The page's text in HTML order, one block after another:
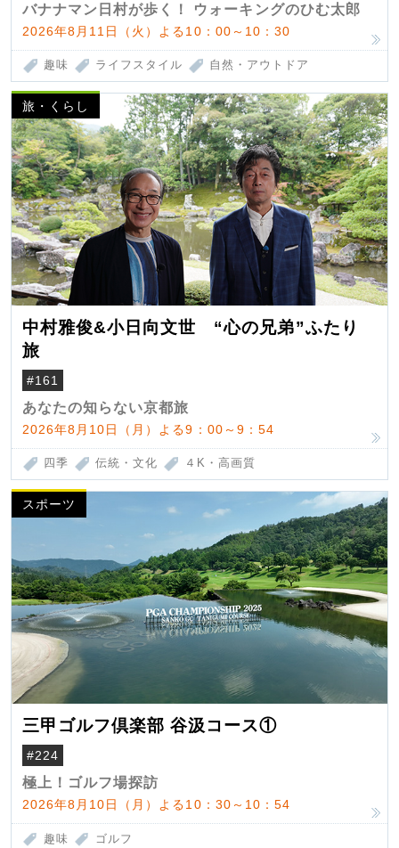
バナナマン日村が歩く！ ウォーキングのひむ太郎
2026年8月11日（火）よる10：00～10：30
趣味 ライフスタイル 自然・アウトドア
旅・くらし
中村雅俊&小日向文世 “心の兄弟”ふたり
旅
#161
あなたの知らない京都旅
2026年8月10日（月）よる9：00～9：54
四季 伝統・文化 ４K・高画質
スポーツ
三甲ゴルフ倶楽部 谷汲コース①
#224
極上！ゴルフ場探訪
2026年8月10日（月）よる10：30～10：54
趣味 ゴルフ